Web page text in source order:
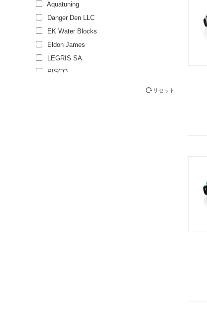
Aquatuning
Danger Den LLC
EK Water Blocks
Eldon James
LEGRIS SA
PISCO
リセット